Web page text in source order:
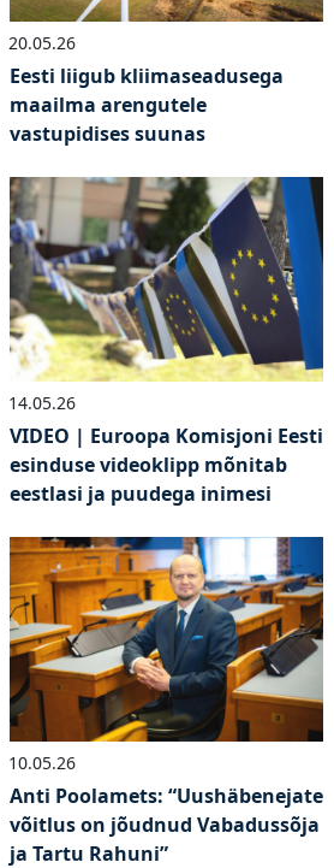
20.05.26
Eesti liigub kliimaseadusega
maailma arengutele
vastupidises suunas
14.05.26
VIDEO | Euroopa Komisjoni Eesti
esinduse videoklipp mõnitab
eestlasi ja puudega inimesi
10.05.26
Anti Poolamets: “Uushäbenejate
võitlus on jõudnud Vabadussõja
ja Tartu Rahuni”